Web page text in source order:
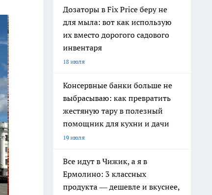
Дозаторы в Fix Price беру не
для мыла: вот как использую
их вместо дорогого садового
инвентаря
18 июля
Консервные банки больше не
выбрасываю: как превратить
жестяную тару в полезный
помощник для кухни и дачи
19 июля
Все идут в Чижик, а я в
Ермолино: 3 классных
продукта — дешевле и вкуснее,